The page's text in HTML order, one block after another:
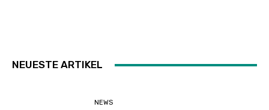
NEUESTE ARTIKEL
NEWS